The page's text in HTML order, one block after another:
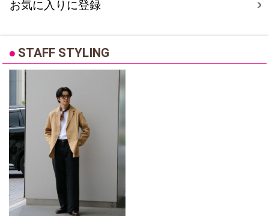
お気に入りに登録
● STAFF STYLING